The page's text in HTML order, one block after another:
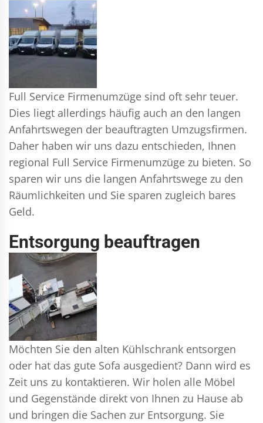
Full Service Firmenumzüge sind oft sehr teuer.
Dies liegt allerdings häufig auch an den langen
Anfahrtswegen der beauftragten Umzugsfirmen.
Daher haben wir uns dazu entschieden, Ihnen
regional Full Service Firmenumzüge zu bieten. So
sparen wir uns die langen Anfahrtswege zu den
Räumlichkeiten und Sie sparen zugleich bares
Geld.
Entsorgung beauftragen
Möchten Sie den alten Kühlschrank entsorgen
oder hat das gute Sofa ausgedient? Dann wird es
Zeit uns zu kontaktieren. Wir holen alle Möbel
und Gegenstände direkt von Ihnen zu Hause ab
und bringen die Sachen zur Entsorgung. Sie